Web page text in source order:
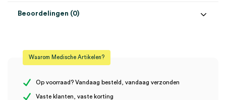
Steriel onsteriel
Uitvoering
Beoordelingen (0)
Er zijn nog geen beoordelingen.
Waarom Medische Artikelen?
Op voorraad? Vandaag besteld, vandaag verzonden
Vaste klanten, vaste korting